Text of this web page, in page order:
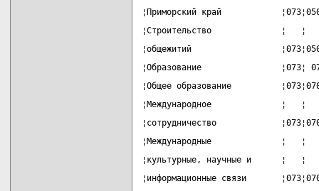
¦Приморский край
¦Строительство              ¦
¦общежитий
¦Образование                ¦073¦
¦Общее образование
¦Международное              ¦
¦сотрудничество
¦Международные              ¦
¦культурные, научные и
¦информационные связи